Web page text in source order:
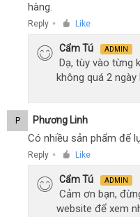
hàng.
Reply ● Like
Cẩm Tú ADMIN
Dạ, tùy vào từng
không quá 2
P Phương Linh
Có nhiều sản phẩm để
Reply ● Like
Cẩm Tú ADMIN
Cảm ơn bạn,
website để xem